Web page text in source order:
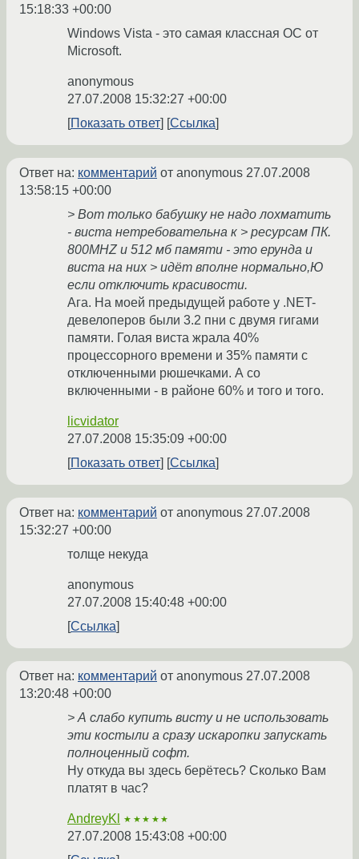
15:18:33 +00:00
Windows Vista - это самая классная ОС от
Microsoft.
anonymous
27.07.2008 15:32:27 +00:00
Показать ответ
Ссылка
Ответ на: комментарий от anonymous 27.07.2008
13:58:15 +00:00
> Вот только бабушку не надо лохматить
- виста нетребовательна к > ресурсам ПК.
800MHZ и 512 мб памяти - это ерунда и
виста на них > идёт вполне нормально,Ю
если отключить красивости.
Ага. На моей предыдущей работе у .NET-
девелоперов были 3.2 пни с двумя гигами
памяти. Голая виста жрала 40%
процессорного времени и 35% памяти с
отключенными рюшечками. А со
включенными - в районе 60% и того и того.
licvidator
27.07.2008 15:35:09 +00:00
Показать ответ
Ссылка
Ответ на: комментарий от anonymous 27.07.2008
15:32:27 +00:00
толще некуда
anonymous
27.07.2008 15:40:48 +00:00
Ссылка
Ответ на: комментарий от anonymous 27.07.2008
13:20:48 +00:00
> А слабо купить висту и не использовать
эти костыли а сразу искаропки запускать
полноценный софт.
Ну откуда вы здесь берётесь? Сколько Вам
платят в час?
AndreyKl ★★★★★
27.07.2008 15:43:08 +00:00